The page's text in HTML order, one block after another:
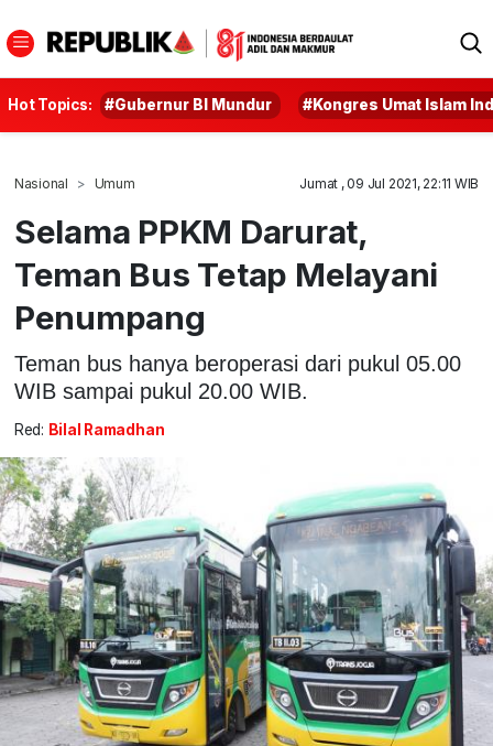
Hot Topics: #Gubernur BI Mundur #Kongres Umat Islam
Nasional Umum Jumat , 09 Jul 2021, 22:11 WIB
Selama PPKM Darurat,
Teman Bus Tetap Melayani
Penumpang
Teman bus hanya beroperasi dari pukul 05.00
WIB sampai pukul 20.00 WIB.
Red: Bilal Ramadhan